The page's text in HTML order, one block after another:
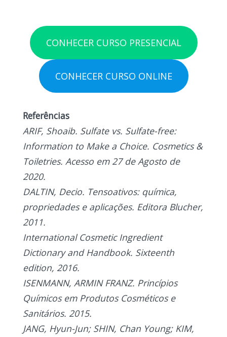
CONHECER CURSO PRESENCIAL
CONHECER CURSO ONLINE
Referências
ARIF, Shoaib. Sulfate vs. Sulfate-free:
Information to Make a Choice. Cosmetics &
Toiletries. Acesso em 27 de Agosto de
2020.
DALTIN, Decio. Tensoativos: química,
propriedades e aplicações. Editora Blucher,
2011.
International Cosmetic Ingredient
Dictionary and Handbook. Sixteenth
edition, 2016.
ISENMANN, ARMIN FRANZ. Princípios
Químicos em Produtos Cosméticos e
Sanitários. 2015.
JANG, Hyun-Jun; SHIN, Chan Young; KIM,